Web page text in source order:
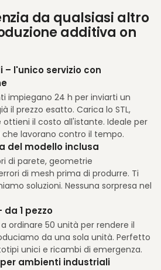
da qualsiasi altro
additiva on
– l'unico servizio con
impiegano 24 h per inviarti un
il prezzo esatto. Carica lo STL,
il costo all'istante. Ideale per
lavorano contro il tempo.
del modello inclusa
di parete, geometrie
di mesh prima di produrre. Ti
soluzioni. Nessuna sorpresa nel
da 1 pezzo
ordinare 50 unità per rendere il
da una sola unità. Perfetto
unici e ricambi di emergenza.
ambienti industriali